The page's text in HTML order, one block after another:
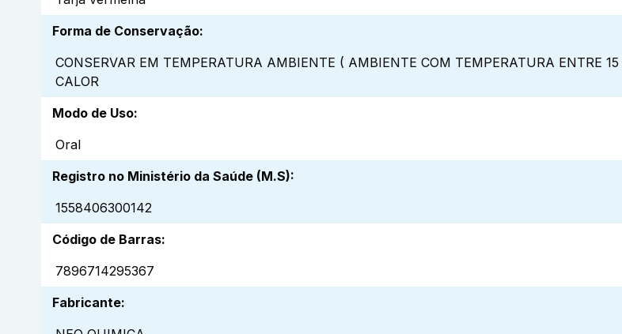
Forma de Conservação:
CONSERVAR EM TEMPERATURA AMBIENTE ( AMBIENTE COM TEMPERATURA ENTRE
CALOR
Modo de Uso:
Oral
Registro no Ministério da Saúde (M.S):
1558406300142
Código de Barras:
7896714295367
Fabricante: